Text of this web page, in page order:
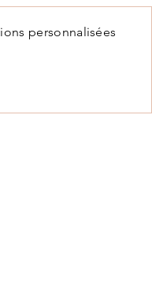
personnalisées